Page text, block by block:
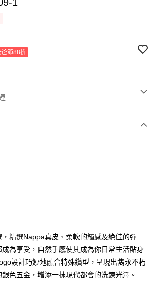
節88折
】
供，台灣大哥大用戶可立即使用無須另外申請。
精選Nappa真皮、柔軟的觸感及絶佳的彈
為享受，自然手感使其成為你日常生活貼身
設計巧妙地融合特殊鑽型，呈現出雋永不朽
色五金，增添一抹現代都會的洗鍊光澤。